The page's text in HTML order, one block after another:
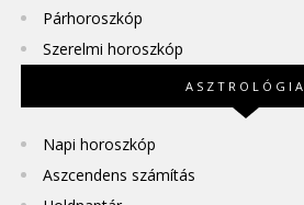
Párhoroszkóp
Szerelmi horoszkóp
ASZTROLÓGIA
Napi horoszkóp
Aszcendens számítás